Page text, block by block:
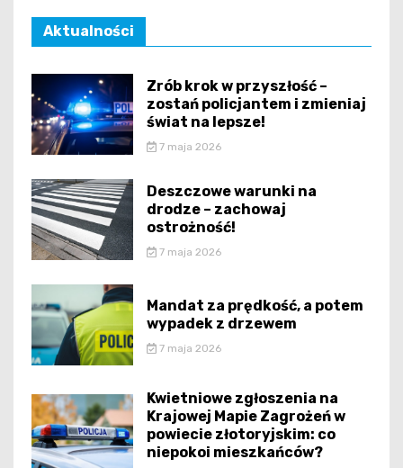
Aktualności
Zrób krok w przyszłość –
zostań policjantem i zmieniaj
świat na lepsze!
7 maja 2026
Deszczowe warunki na
drodze – zachowaj
ostrożność!
7 maja 2026
Mandat za prędkość, a potem
wypadek z drzewem
7 maja 2026
Kwietniowe zgłoszenia na
Krajowej Mapie Zagrożeń w
powiecie złotoryjskim: co
niepokoi mieszkańców?